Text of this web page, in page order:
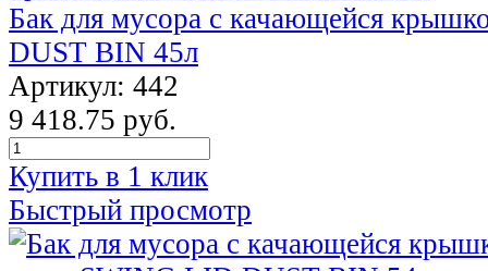
Бак для мусора с качающейся
DUST BIN 45л
Артикул: 442
9 418.75 руб.
Купить в 1 клик
Быстрый просмотр